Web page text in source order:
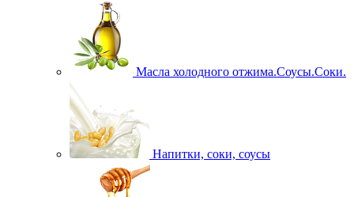
Масла холодного отжима.Соусы.Соки.
Напитки, соки, соусы